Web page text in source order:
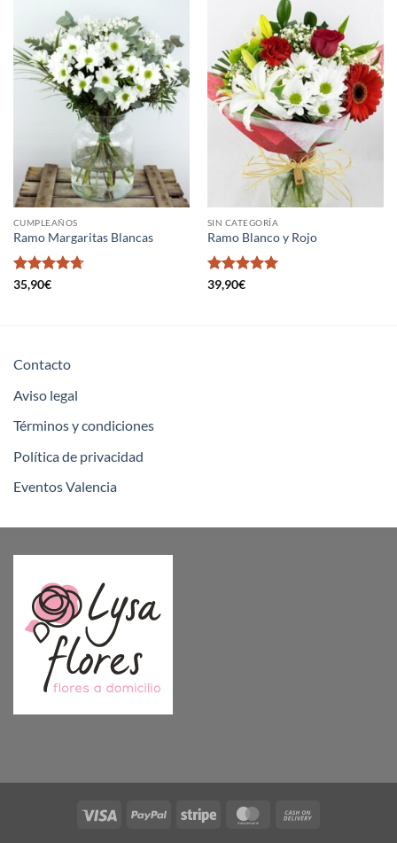
CUMPLEAÑOS
Ramo Margaritas Blancas
Valorado
35,90€
SIN CATEGORÍA
Ramo Blanco y Rojo
Valorado en
39,90€
Contacto
Aviso legal
Términos y condiciones
Política de privacidad
Eventos Valencia
Visa PayPal Stripe MasterCard